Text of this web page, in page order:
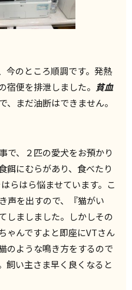
今のところ順調です。発熱
宿便を排泄しました。 貧血
、まだ油断はできません。
で、２匹の愛犬をお預かり
餌にむらがあり、食べたり
らはら悩ませています。こ
声を出すので、『猫がい
しましました。しかしその
ゃんですよと即座にVTさん
のような鳴き方をするので
飼い主さま早く良くなると